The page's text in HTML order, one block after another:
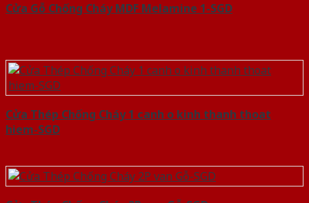
Cửa Gỗ Chống Cháy MDF Melamine 1-SGD
Cửa Thép Chống Cháy 1 canh o kinh thanh thoat
hiem-SGD